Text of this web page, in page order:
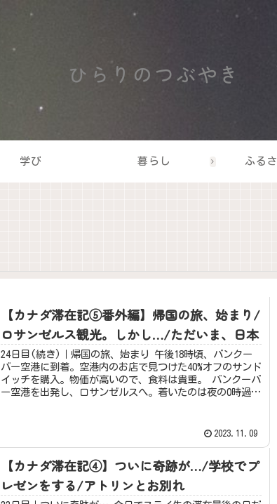
ひらりのつぶやき
学び 暮らし ふる
【カナダ滞在記⑤番外編】帰国の旅、始まり/
ロサンゼルス観光。しかし…/ただいま、日本
24日目(続き)｜帰国の旅、始まり 午後18時頃、バンクー
バー空港に到着。空港内のお店で見つけた40%オフのサンド
イッチを購入。物価が高いので、食料は貴重。 バンクーバ
ー空港を出発し、ロサンゼルスへ。着いたのは夜の0時過
2023.11.09
【カナダ滞在記④】ついに奇跡が…/学校でプ
レゼンをする/アトリンとお別れ